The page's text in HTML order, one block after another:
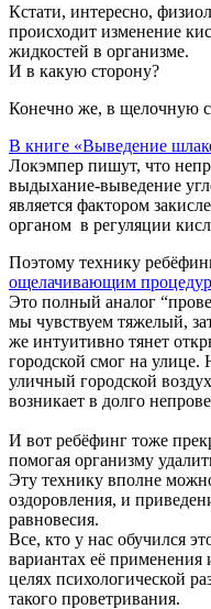
Кстати, интересно,
происходит изменение
жидкостей в организме.
И в какую сторону?
Конечно же, в щелочную
В книге «Выведение
Локэмпер пишут, что
выдыхание-выведение
является фактором
органом в регуляции
Поэтому технику
ощелачивающим
Это полный аналог
мы чувствуем тяжелый,
же интуитивно тянет
городской смог на улице.
уличный городской
возникает в долго
И вот ребёфинг тоже
помогая организму
Эту технику вполне
оздоровления, и
равновесия.
Все, кто у нас обучился
вариантах её применения
целях психологической
такого проветривания.